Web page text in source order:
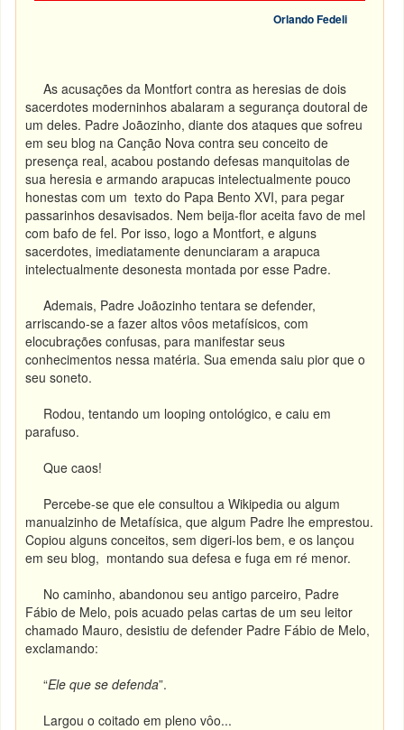
Orlando Fedeli
As acusações da Montfort contra as heresias de dois
sacerdotes moderninhos abalaram a segurança doutoral de
um deles. Padre Joãozinho, diante dos ataques que sofreu
em seu blog na Canção Nova contra seu conceito de
presença real, acabou postando defesas manquitolas de
sua heresia e armando arapucas intelectualmente pouco
honestas com um texto do Papa Bento XVI, para pegar
passarinhos desavisados. Nem beija-flor aceita favo de mel
com bafo de fel. Por isso, logo a Montfort, e alguns
sacerdotes, imediatamente denunciaram a arapuca
intelectualmente desonesta montada por esse Padre.
Ademais, Padre Joãozinho tentara se defender,
arriscando-se a fazer altos vôos metafísicos, com
elocubrações confusas, para manifestar seus
conhecimentos nessa matéria. Sua emenda saiu pior que o
seu soneto.
Rodou, tentando um looping ontológico, e caiu em
parafuso.
Que caos!
Percebe-se que ele consultou a Wikipedia ou algum
manualzinho de Metafísica, que algum Padre lhe emprestou.
Copiou alguns conceitos, sem digeri-los bem, e os lançou
em seu blog, montando sua defesa e fuga em ré menor.
No caminho, abandonou seu antigo parceiro, Padre
Fábio de Melo, pois acuado pelas cartas de um seu leitor
chamado Mauro, desistiu de defender Padre Fábio de Melo,
exclamando:
“Ele que se defenda”.
Largou o coitado em pleno vôo...